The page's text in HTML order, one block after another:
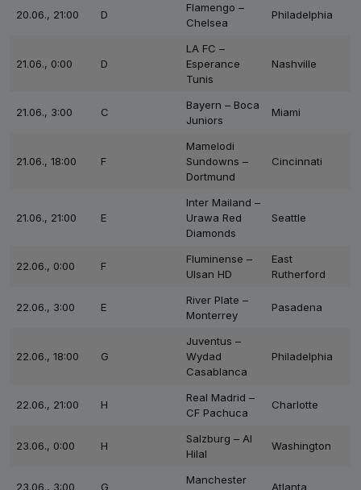
20.06., 21:00 D
Flamengo –
Chelsea
Philadelphia
21.06., 0:00 D
LA FC –
Esperance
Tunis
Nashville
21.06., 3:00 C
Bayern – Boca
Juniors
Miami
21.06., 18:00 F
Mamelodi
Sundowns –
Dortmund
Cincinnati
21.06., 21:00 E
Inter Mailand –
Urawa Red
Diamonds
Seattle
22.06., 0:00 F
Fluminense –
Ulsan HD
East
Rutherford
22.06., 3:00 E
River Plate –
Monterrey
Pasadena
22.06., 18:00 G
Juventus –
Wydad
Casablanca
Philadelphia
22.06., 21:00 H
Real Madrid –
CF Pachuca
Charlotte
23.06., 0:00 H
Salzburg – Al
Hilal
Washington
23.06., 3:00 G
Manchester
Atlanta